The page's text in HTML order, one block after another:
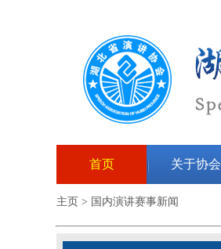
首页 关于协会
主页 > 国内演讲赛事新闻